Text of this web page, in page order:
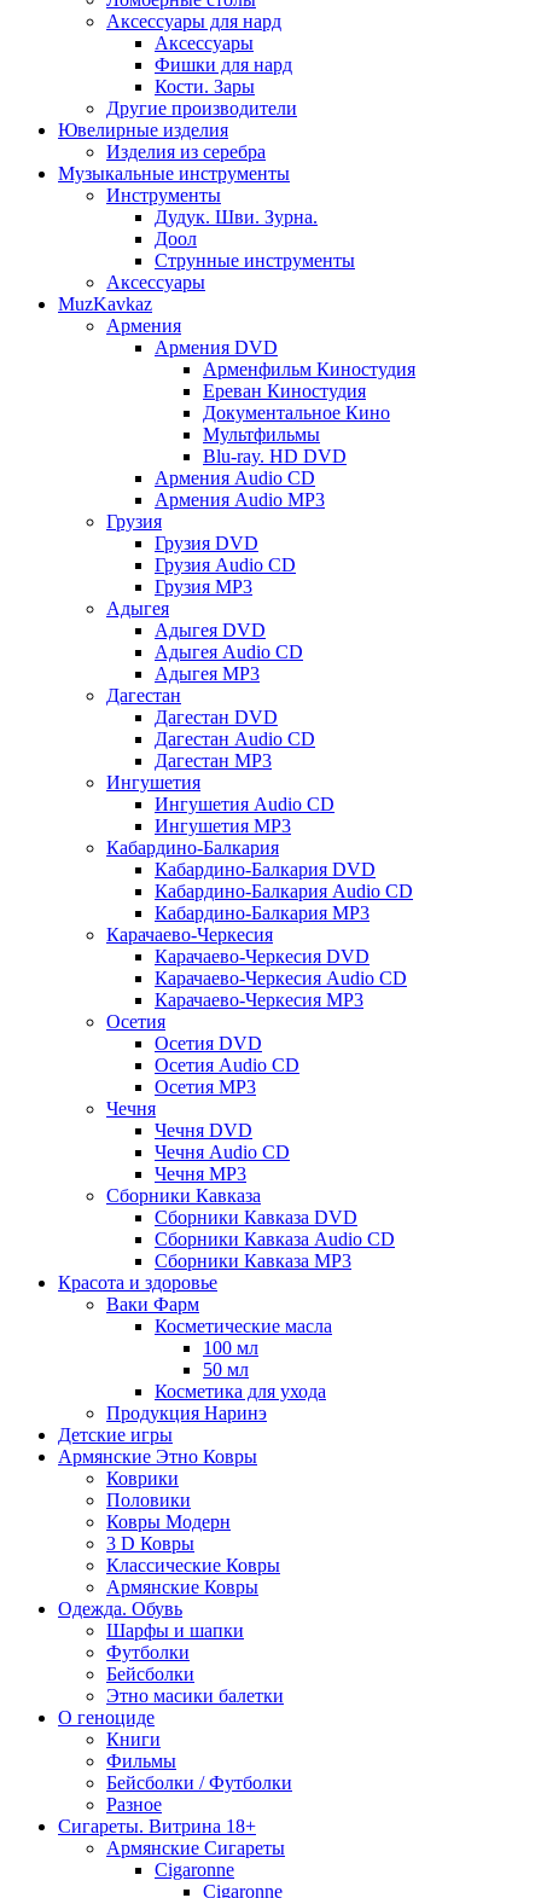
Аксессуары для нард
Аксессуары
Фишки для нард
Кости. Зары
Другие производители
Ювелирные изделия
Изделия из серебра
Музыкальные инструменты
Инструменты
Дудук. Шви. Зурна.
Доол
Струнные инструменты
Аксессуары
MuzKavkaz
Армения
Армения DVD
Арменфильм Киностудия
Ереван Киностудия
Документальное Кино
Мультфильмы
Blu-ray. HD DVD
Армения Audio CD
Армения Audio MP3
Грузия
Грузия DVD
Грузия Audio CD
Грузия MP3
Адыгея
Адыгея DVD
Адыгея Audio CD
Адыгея MP3
Дагестан
Дагестан DVD
Дагестан Audio CD
Дагестан MP3
Ингушетия
Ингушетия Audio CD
Ингушетия MP3
Кабардино-Балкария
Кабардино-Балкария DVD
Кабардино-Балкария Audio CD
Кабардино-Балкария MP3
Карачаево-Черкесия
Карачаево-Черкесия DVD
Карачаево-Черкесия Audio CD
Карачаево-Черкесия MP3
Осетия
Осетия DVD
Осетия Audio CD
Осетия MP3
Чечня
Чечня DVD
Чечня Audio CD
Чечня MP3
Сборники Кавказа
Сборники Кавказа DVD
Сборники Кавказа Audio CD
Сборники Кавказа MP3
Красота и здоровье
Ваки Фарм
Косметические масла
100 мл
50 мл
Косметика для ухода
Продукция Наринэ
Детские игры
Армянские Этно Ковры
Коврики
Половики
Ковры Модерн
3 D Ковры
Классические Ковры
Армянские Ковры
Одежда. Обувь
Шарфы и шапки
Футболки
Бейсболки
Этно масики балетки
О геноциде
Книги
Фильмы
Бейсболки / Футболки
Разное
Сигареты. Витрина 18+
Армянские Сигареты
Cigaronne
Cigaronne